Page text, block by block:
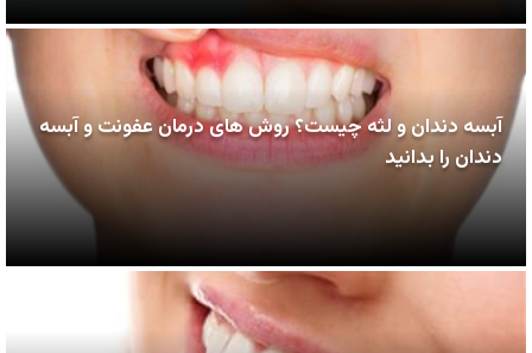
آبسه دندان و لثه چیست؟ روش های درمان عفونت و آبسه
دندان را بدانید